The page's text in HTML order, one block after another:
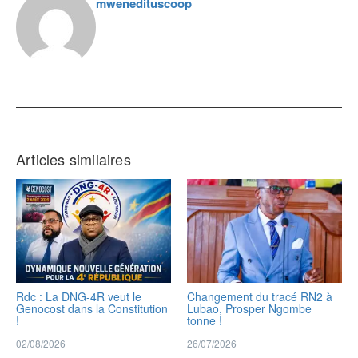
Articles similaires
Rdc : La DNG-4R veut le
Genocost dans la Constitution
!
02/08/2026
Changement du tracé RN2 à
Lubao, Prosper Ngombe
tonne !
26/07/2026